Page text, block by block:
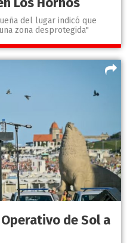
del lugar indicó que
zona desprotegida"
de Sol a